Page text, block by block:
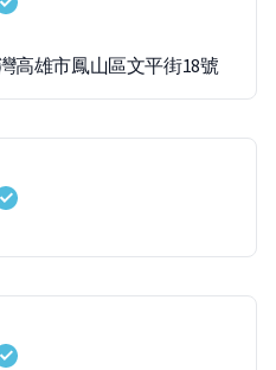
高雄市鳳山區文平街18號